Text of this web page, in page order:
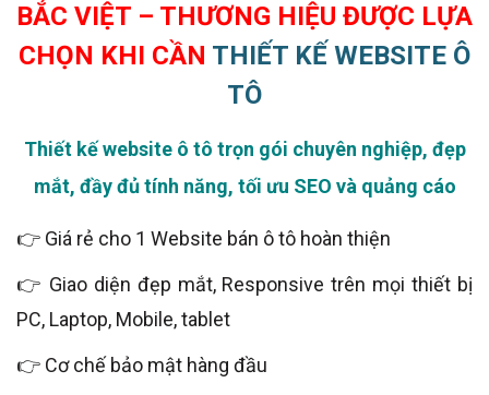
BẮC VIỆT – THƯƠNG HIỆU ĐƯỢC LỰA
CHỌN KHI CẦN THIẾT KẾ WEBSITE Ô
TÔ
Thiết kế website ô tô trọn gói chuyên nghiệp, đẹp
mắt, đầy đủ tính năng, tối ưu SEO và quảng cáo
👉 Giá rẻ cho 1 Website bán ô tô hoàn thiện
👉 Giao diện đẹp mắt, Responsive trên mọi thiết bị
PC, Laptop, Mobile, tablet
👉 Cơ chế bảo mật hàng đầu